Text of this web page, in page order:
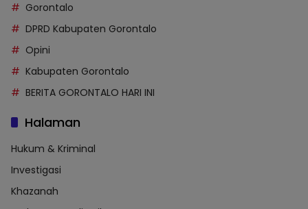
Gorontalo
DPRD Kabupaten Gorontalo
Opini
Kabupaten Gorontalo
BERITA GORONTALO HARI INI
Halaman
Hukum & Kriminal
Investigasi
Khazanah